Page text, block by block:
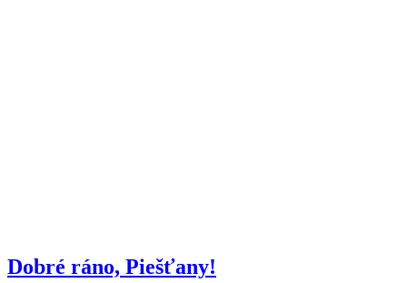
Dobré ráno, Piešťany!